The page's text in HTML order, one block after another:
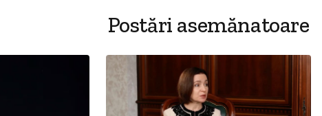
Postări asemănatoare